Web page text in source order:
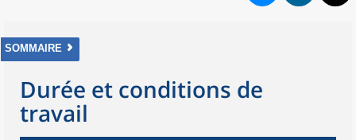
SOMMAIRE
Durée et conditions de
travail